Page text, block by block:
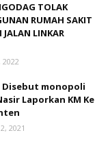
TOLAK
RUMAH SAKIT
LINKAR
Disebut monopoli
Laporkan KM Ke
2021